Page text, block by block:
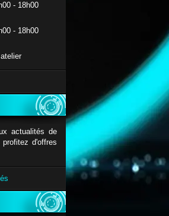
- 18h00
- 18h00
actualités de
profitez d'offres